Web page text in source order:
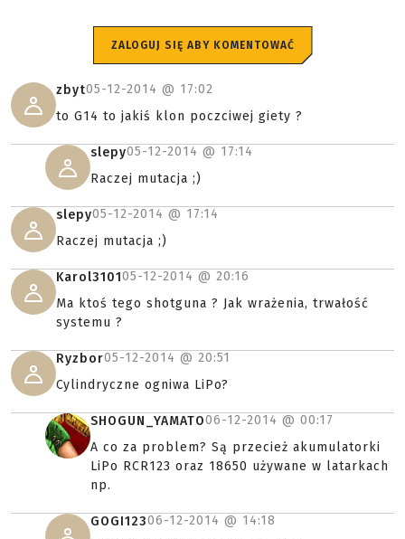
ZALOGUJ SIĘ ABY KOMENTOWAĆ
zbyt05-12-2014 @ 17:02
to G14 to jakiś klon poczciwej giety ?
slepy05-12-2014 @ 17:14
Raczej mutacja ;)
slepy05-12-2014 @ 17:14
Raczej mutacja ;)
Karol310105-12-2014 @ 20:16
Ma ktoś tego shotguna ? Jak wrażenia, trwałość
systemu ?
Ryzbor05-12-2014 @ 20:51
Cylindryczne ogniwa LiPo?
SHOGUN_YAMATO06-12-2014 @ 00:17
A co za problem? Są przecież akumulatorki
LiPo RCR123 oraz 18650 używane w latarkach
np.
GOGI12306-12-2014 @ 14:18